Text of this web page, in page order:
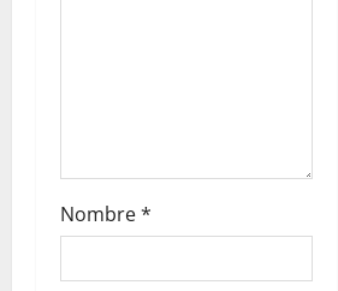
Nombre*